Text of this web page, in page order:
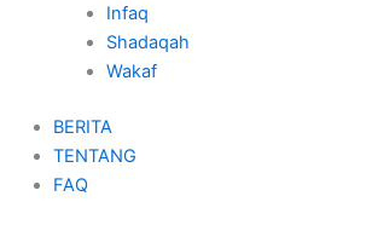
Infaq
Shadaqah
Wakaf
BERITA
TENTANG
FAQ